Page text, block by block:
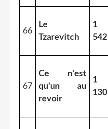
66
Le
Tzarevitch
1
542
67
Ce n'est
qu'un au
revoir
1
130